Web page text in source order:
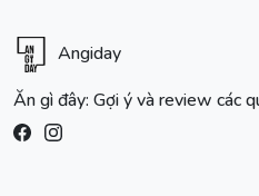
Angiday
Ăn gì đây: Gợi ý và review các